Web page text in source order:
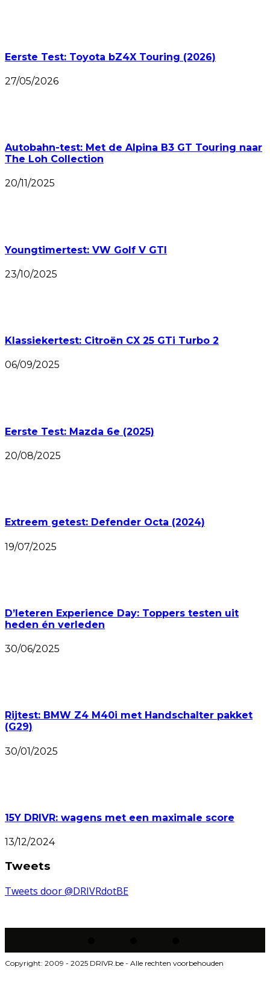
Eerste Test: Toyota bZ4X Touring (2026)
27/05/2026
Autobahn-test: Met de Alpina B3 GT Touring naar
The Loh Collection
20/11/2025
Youngtimertest: VW Golf V GTI
23/10/2025
Klassiekertest: Citroën CX 25 GTi Turbo 2
06/09/2025
Eerste Test: Mazda 6e (2025)
20/08/2025
Extreem getest: Defender Octa (2024)
19/07/2025
D’Ieteren Experience Day: Toppers testen uit
heden én verleden
30/06/2025
Rijtest: BMW Z4 M40i met Handschalter pakket
(G29)
30/01/2025
15Y DRIVR: wagens met een maximale score
13/12/2024
Tweets
Tweets door @DRIVRdotBE
Copyright: 2009 - 2025 DRIVR.be - Alle rechten voorbehouden